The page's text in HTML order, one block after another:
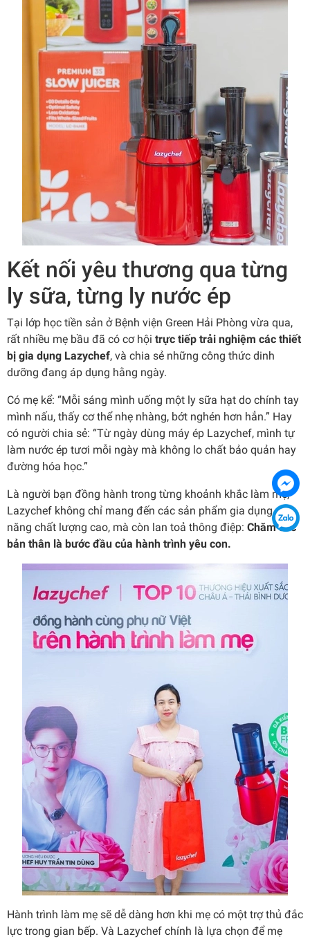
Kết nối yêu thương qua từng
ly sữa, từng ly nước ép
Tại lớp học tiền sản ở Bệnh viện Green Hải Phòng vừa qua,
rất nhiều mẹ bầu đã có cơ hội trực tiếp trải nghiệm các thiết
bị gia dụng Lazychef, và chia sẻ những công thức dinh
dưỡng đang áp dụng hằng ngày.
Có mẹ kể: “Mỗi sáng mình uống một ly sữa hạt do chính tay
mình nấu, thấy cơ thể nhẹ nhàng, bớt nghén hơn hẳn.” Hay
có người chia sẻ: “Từ ngày dùng máy ép Lazychef, mình tự
làm nước ép tươi mỗi ngày mà không lo chất bảo quản hay
đường hóa học.”
Là người bạn đồng hành trong từng khoảnh khắc làm mẹ,
Lazychef không chỉ mang đến các sản phẩm gia dụng đa
năng chất lượng cao, mà còn lan toả thông điệp: Chăm sóc
bản thân là bước đầu của hành trình yêu con.
Hành trình làm mẹ sẽ dễ dàng hơn khi mẹ có một trợ thủ đắc
lực trong gian bếp. Và Lazychef chính là lựa chọn để mẹ